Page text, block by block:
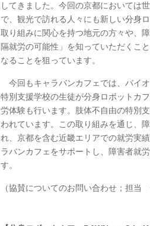
してきました。今回の京都においては
で、観光で訪れる人々にも新しい分身
取り組みに関心を持つ地元の方々や、
隔就労の可能性」を知っていただくこ
なることを狙っています。
今回もキャラバンカフェでは、バイ
特別支援学校の生徒が分身ロボットカ
労体験も行います。肢体不自由の特別
われています。この取り組みを通じ、
れ、京都を含む近畿エリアでの就労実
ラバンカフェをサポートし、障害者就
す。
（協賛についてのお問い合わせ；担